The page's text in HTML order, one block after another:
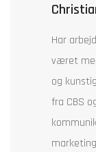
Har
været
og
fra CBS